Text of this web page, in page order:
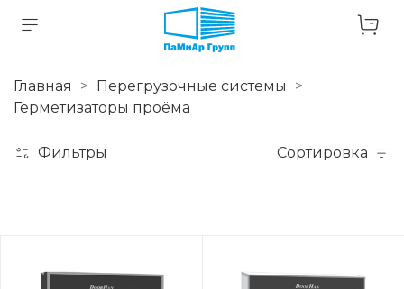
Главная
Перегрузочные системы
Герметизаторы проёма
Фильтры Сортировка